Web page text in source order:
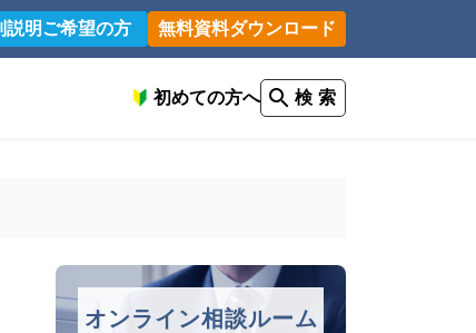
説明ご希望の方 無料資料ダウンロード
初めての方へ 検 索
オンライン相談ルーム